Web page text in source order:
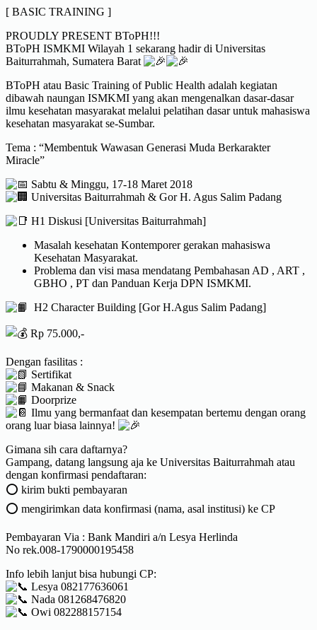
[ BASIC TRAINING ]
PROUDLY PRESENT BToPH!!!
BToPH ISMKMI Wilayah 1 sekarang hadir di Universitas
Baiturrahmah, Sumatera Barat
BToPH atau Basic Training of Public Health adalah kegiatan
dibawah naungan ISMKMI yang akan mengenalkan dasar-dasar
ilmu kesehatan masyarakat melalui pelatihan dasar untuk mahasiswa
kesehatan masyarakat se-Sumbar.
Tema : “Membentuk Wawasan Generasi Muda Berkarakter
Miracle”
Sabtu & Minggu, 17-18 Maret 2018
Universitas Baiturrahmah & Gor H. Agus Salim Padang
H1 Diskusi [Universitas Baiturrahmah]
Masalah kesehatan Kontemporer gerakan mahasiswa
Kesehatan Masyarakat.
Problema dan visi masa mendatang Pembahasan AD , ART ,
GBHO , PT dan Panduan Kerja DPN ISMKMI.
H2 Character Building [Gor H.Agus Salim Padang]
Rp 75.000,-
Dengan fasilitas :
Sertifikat
Makanan & Snack
Doorprize
Ilmu yang bermanfaat dan kesempatan bertemu dengan orang
orang luar biasa lainnya!
Gimana sih cara daftarnya?
Gampang, datang langsung aja ke Universitas Baiturrahmah atau
dengan konfirmasi pendaftaran:
⭕ kirim bukti pembayaran
⭕ mengirimkan data konfirmasi (nama, asal institusi) ke CP
Pembayaran Via : Bank Mandiri a/n Lesya Herlinda
No rek.008-1790000195458
Info lebih lanjut bisa hubungi CP:
Lesya 082177636061
Nada 081268476820
Owi 082288157154